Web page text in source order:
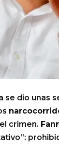
se dio unas
crimen.